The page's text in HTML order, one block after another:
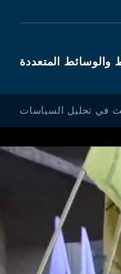
والوسائط المتعددة
في تحليل السياسات